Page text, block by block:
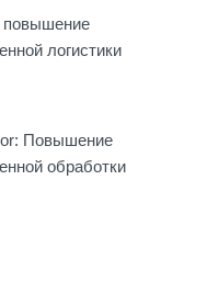
повышение
логистики
Повышение
обработки